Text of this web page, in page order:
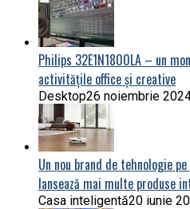
Philips 32E1N1800LA – un
activitățile office și creative
Desktop26 noiembrie
Un nou brand de tehnologie
lansează mai multe produse
Casa inteligentă20 iunie